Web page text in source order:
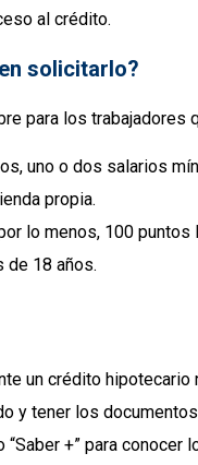
al crédito.
solicitarlo?
para los trabajadores
uno o dos salarios
propia.
lo menos, 100 puntos
de 18 años.
un crédito hipotecario
y tener los
“Saber +” para conocer